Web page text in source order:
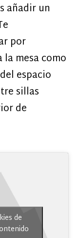
añadir un
por
mesa como
espacio
sillas
de
de